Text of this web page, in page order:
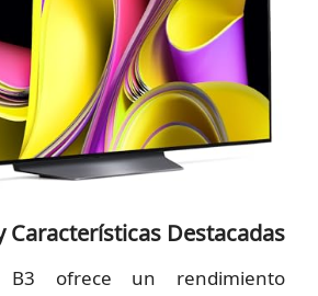
Características Destacadas
B3 ofrece un rendimiento